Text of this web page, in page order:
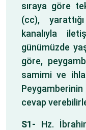
sıraya göre
(cc),
kanalıyla
günümüzde
göre,
samimi ve
cevap
S1- Hz.